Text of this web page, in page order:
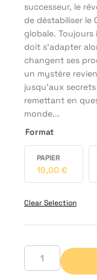
successeur, le
de déstabiliser le
globale.
doit s'adapter
changent ses
un mystère
jusqu'aux
remettant en
monde...
Format
PAPIER
19,00 €
Clear Selection